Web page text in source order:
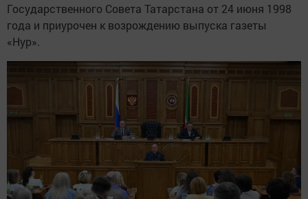
Государственного Совета Татарстана от 24 июня 1998
года и приурочен к возрождению выпуска газеты
«Нур».